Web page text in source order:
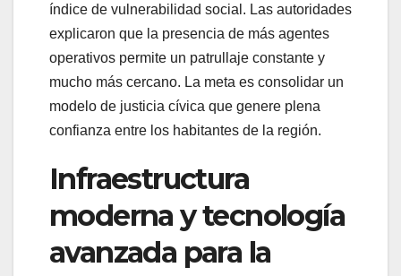
índice de vulnerabilidad social. Las autoridades
explicaron que la presencia de más agentes
operativos permite un patrullaje constante y
mucho más cercano. La meta es consolidar un
modelo de justicia cívica que genere plena
confianza entre los habitantes de la región.
Infraestructura
moderna y tecnología
avanzada para la